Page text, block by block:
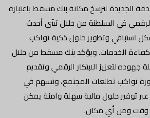
الجديدة لترسخ مكانة بنك مسقط باعتباره
الرقمي في السلطنة من خلال تبنّي أحدث
استباقي وتطوير حلول ذكية تواكب
كفاءة الخدمات. ويؤكد بنك مسقط من خلال
جهوده لتعزيز الابتكار الرقمي وتقديم
تواكب تطلعات المجتمع، وتسهم في
عبر توفير حلول مالية سهلة وآمنة يمكن
وقت ومن أي مكان.